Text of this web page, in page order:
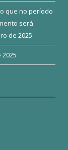
que no período
será
de 2025